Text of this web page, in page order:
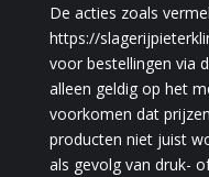
De acties zoals
https://
voor bestellingen via
alleen geldig op het
voorkomen dat
producten niet juist
als gevolg van druk-